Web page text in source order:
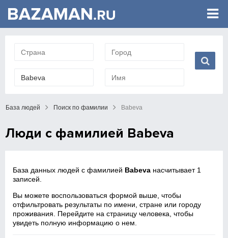
База людей Поиск по фамилии Babeva
Люди с фамилией Babeva
База данных людей с фамилией Babeva насчитывает 1
записей.
Вы можете воспользоваться формой выше, чтобы
отфильтровать результаты по имени, стране или городу
проживания. Перейдите на страницу человека, чтобы
увидеть полную информацию о нем.